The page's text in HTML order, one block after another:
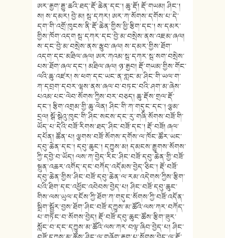
ཨར་རྒྱག་རྒྱུ་ཆའི་ཐད་རྡོ་ཆེན་དང་། ཆུ་རྡོ། རྡོ་གཡམ། ཤིང་།
ས། ས་དམར། བྱེ་མ། སྦ་དཀར། ཨར་ཀ་སོགས་དགོས་པ་དེ་
དག་གི་འགྲོ་ཁུངས་ནི་རྡོ་ཆེན་གྱིས་ཕྱི་རྩིག་དང་། ས་དམར་
གྱིས་ཁོག་འདག སྦ་དཀར་དང་བྱེ་མ་བསྲེས་ནས་འཇམ་ཞལ།
ས་དང་བྱེ་མ་བསྲེས་ནས་རྩུབ་ཞལ། ས་དམར་གྱིས་ཐོག་
འདག་དང་མཐིལ་ཞལ། ཨར་ཀའམ་སྦ་དཀར་སྦ་སག་བསྲེས་
པས་ཐོག་ཞལ་དང་། མཐིལ་ཞལ། ཉ་རྒྱབ། རྡོ་གཡམ་གྱིས་གོང་
ལའི་ཆུ་འཛར། ས་ཕག་དང་ཡང་ན་གླང་མ་ཤིང་གི་ཡལ་ག་
ཀ་དབྲག་དབར་ལྷས་ནས་ཞལ་བ་བཏང་བའི་ཤག་མ་ཞེས་
པའམ་པང་ལེབ་སོགས་ཀྱིས་བར་བཅད། ཆུ་རྡོས་གྲལ་རྡོ་
དང་། རྩིག་འགྲམ་གྱི་ཆུ་ལེན། ཤིང་གི་ཀ་གདུང་དང་། ལྕམ་
དྲལ། སྒོ་སྒེའུ་ཁུང་གི་ཤིང་སངས་དང་རུ་གཞི་སོགས་བཟོ་གི་
ཡོད་པ་དེའི་བཟོ་རིགས་ཐད་ཤིང་བཟོ་དང་། རྡོ་བཟོ། ཞལ་
དཔོན། ཚོན་པ། ལྕགས་བཟོ་སོགས་དགོས་ལ་ཁོང་ཚོར་ཡང་
དབུ་ཆེན་དང་། དབུ་ཆུང་། དཀྱུས་མ། དམངས་རྒྱུགས་སོགས་
ཀྱི་དབྱེ་བ་ཡོད། ལས་ཀ་བྱེད་རིང་ཤིང་བཟོ་དབུ་ཆེན་གྱི་བཟོ་
སྐྲུན་འཆར་འགོད་དང་བཀོད་འདོམས་བྱེད་ཅིང་། རྡོ་བཟོ་
དབུ་ཆེན་གྱིས་ཤིང་བཟོ་དབུ་ཆེན་ལ་རམ་འདེགས་ཀྱིས་རྩིག་
པའི་ཐིག་དང་འཕྱོང་འབེབས་བྱེད་པ། ཤིང་བཟོ་དབུ་ཆུང་
གིས་ལས་ཡུལ་དངོས་ཀྱི་ཐོག་ཀ་གདུང་སོགས་ཀྱི་བཟོ་འདོན་
སྒྲིག་སྦྱོར་བྱས་ཐོག་ཤིང་བཟོ་དཀྱུས་མ་ཚོའི་ལས་ཀར་བཀོད་
པ་གཏོང་བ་སོགས་བྱེད། རྡོ་བཟོ་དབུ་ཆུང་ཚོས་རྩིག་ཟུར་
སློང་བ་དང་དཀྱུས་མ་ཚོའི་ལས་ཀར་བལྟ་ཞིབ་བྱེད་པ། ཤིང་